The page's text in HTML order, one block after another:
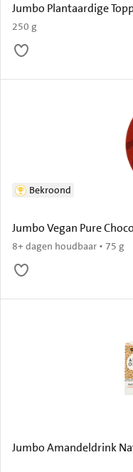
Jumbo Plantaardige
250 g
Jumbo Vegan Pure
8+ dagen houdbaar • 75 g
Bekroond
Jumbo Amandeldrink